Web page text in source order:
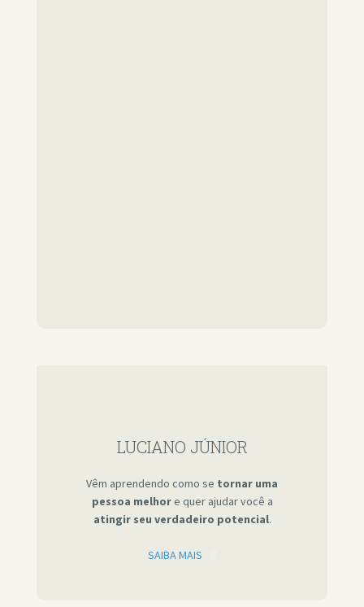
LUCIANO JÚNIOR
Vêm aprendendo como se tornar uma
pessoa melhore quer ajudar você a
atingir seu verdadeiro potencial.
SAIBA MAIS